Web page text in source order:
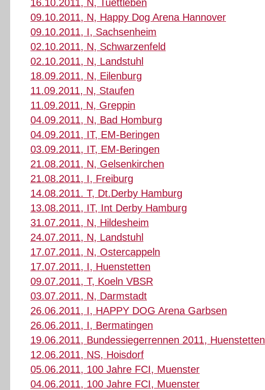
16.10.2011, N, Tuettleben
09.10.2011, N, Happy Dog Arena Hannover
09.10.2011, I, Sachsenheim
02.10.2011, N, Schwarzenfeld
02.10.2011, N, Landstuhl
18.09.2011, N, Eilenburg
11.09.2011, N, Staufen
11.09.2011, N, Greppin
04.09.2011, N, Bad Homburg
04.09.2011, IT, EM-Beringen
03.09.2011, IT, EM-Beringen
21.08.2011, N, Gelsenkirchen
21.08.2011, I, Freiburg
14.08.2011. T, Dt.Derby Hamburg
13.08.2011, IT, Int Derby Hamburg
31.07.2011, N, Hildesheim
24.07.2011, N, Landstuhl
17.07.2011, N, Ostercappeln
17.07.2011, I, Huenstetten
09.07.2011, T, Koeln VBSR
03.07.2011, N, Darmstadt
26.06.2011, I, HAPPY DOG Arena Garbsen
26.06.2011, I, Bermatingen
19.06.2011, Bundessiegerrennen 2011,
12.06.2011, NS, Hoisdorf
05.06.2011, 100 Jahre FCI, Muenster
04.06.2011, 100 Jahre FCI, Muenster